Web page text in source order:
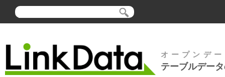
オープンデ
テーブルデー